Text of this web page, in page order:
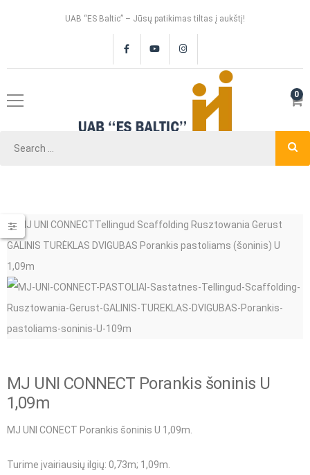
UAB “ES Baltic” – Jūsų patikimas tiltas į aukštį!
0
MJ UNI CONNECT Porankis šoninis U
1,09m
MJ UNI CONECT Porankis šoninis U 1,09m.
Turime įvairiausių ilgių: 0,73m; 1,09m.